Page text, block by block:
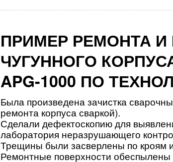
ПРИМЕР РЕМОНТА И
ЧУГУННОГО
APG-1000 ПО
Была произведена зачистка
ремонта корпуса сваркой).
Сделали дефектоскопию для
лаборатория неразрушающего
Трещины были засверлены по кроям
Ремонтные поверхности